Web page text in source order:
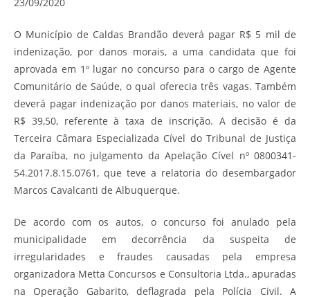
O Município de Caldas Brandão deverá pagar R$ 5 mil de
indenização, por danos morais, a uma candidata que foi
aprovada em 1º lugar no concurso para o cargo de Agente
Comunitário de Saúde, o qual oferecia três vagas. Também
deverá pagar indenização por danos materiais, no valor de
R$ 39,50, referente à taxa de inscrição. A decisão é da
Terceira Câmara Especializada Cível do Tribunal de Justiça
da Paraíba, no julgamento da Apelação Cível nº 0800341-
54.2017.8.15.0761, que teve a relatoria do desembargador
Marcos Cavalcanti de Albuquerque.
De acordo com os autos, o concurso foi anulado pela
municipalidade em decorrência da suspeita de
irregularidades e fraudes causadas pela empresa
organizadora Metta Concursos e Consultoria Ltda., apuradas
na Operação Gabarito, deflagrada pela Polícia Civil. A